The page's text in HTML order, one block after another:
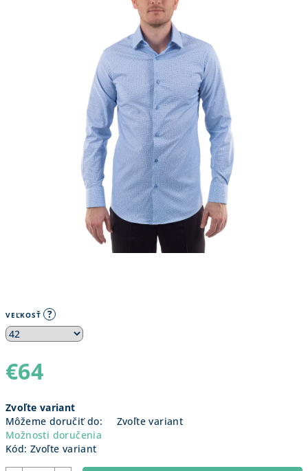
VEĽKOSŤ ?
€64
cena:
Zvoľte variant
Môžeme doručiť do:
Zvoľte variant
Možnosti doručenia
Kód: Zvoľte variant